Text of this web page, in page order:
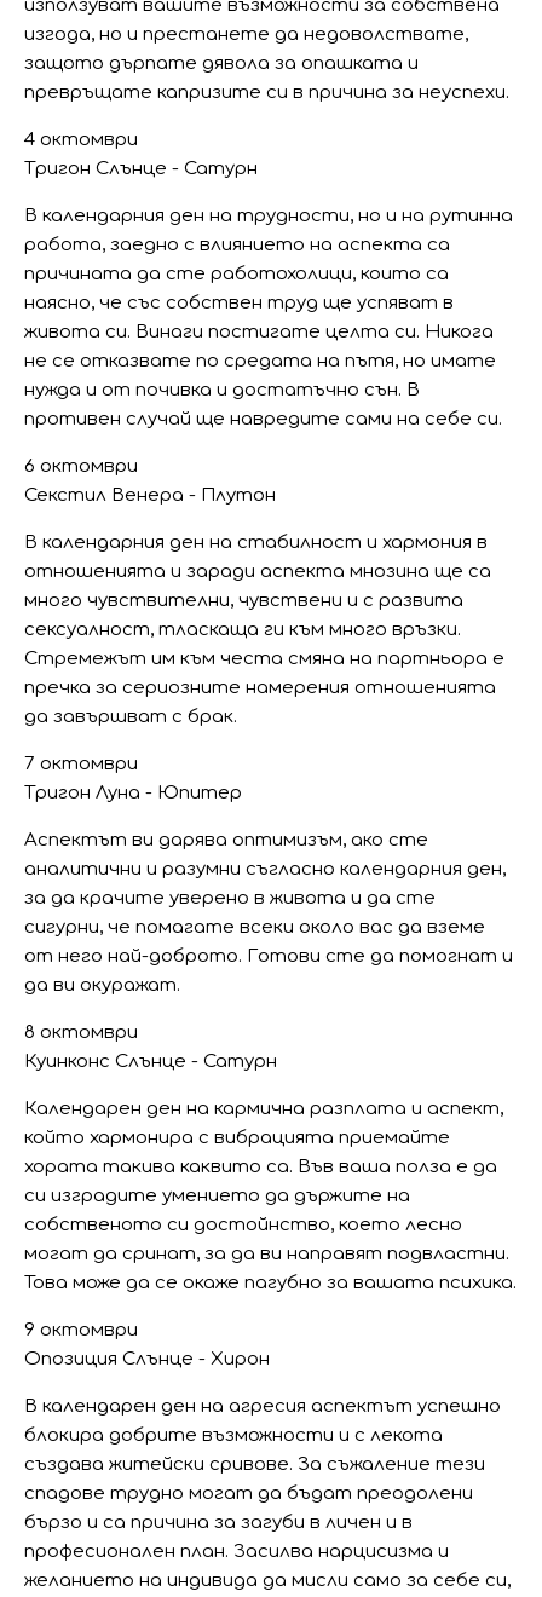
използуват вашите възможности за собствена
изгода, но и престанете да недоволствате,
защото дърпате дявола за опашката и
превръщате капризите си в причина за неуспехи.
4 октомври
Тригон Слънце - Сатурн
В календарния ден на трудности, но и на рутинна
работа, заедно с влиянието на аспекта са
причината да сте работохолици, които са
наясно, че със собствен труд ще успяват в
живота си. Винаги постигате целта си. Никога
не се отказвате по средата на пътя, но имате
нужда и от почивка и достатъчно сън. В
противен случай ще навредите сами на себе си.
6 октомври
Секстил Венера - Плутон
В календарния ден на стабилност и хармония в
отношенията и заради аспекта мнозина ще са
много чувствителни, чувствени и с развита
сексуалност, тласкаща ги към много връзки.
Стремежът им към честа смяна на партньора е
пречка за сериозните намерения отношенията
да завършват с брак.
7 октомври
Тригон Луна - Юпитер
Аспектът ви дарява оптимизъм, ако сте
аналитични и разумни съгласно календарния ден,
за да крачите уверено в живота и да сте
сигурни, че помагате всеки около вас да вземе
от него най-доброто. Готови сте да помогнат и
да ви окуражат.
8 октомври
Куинконс Слънце - Сатурн
Календарен ден на кармична разплата и аспект,
който хармонира с вибрацията приемайте
хората такива каквито са. Във ваша полза е да
си изградите умението да държите на
собственото си достойнство, което лесно
могат да сринат, за да ви направят подвластни.
Това може да се окаже пагубно за вашата психика.
9 октомври
Опозиция Слънце - Хирон
В календарен ден на агресия аспектът успешно
блокира добрите възможности и с лекота
създава житейски сривове. За съжаление тези
спадове трудно могат да бъдат преодолени
бързо и са причина за загуби в личен и в
професионален план. Засилва нарцисизма и
желанието на индивида да мисли само за себе си,